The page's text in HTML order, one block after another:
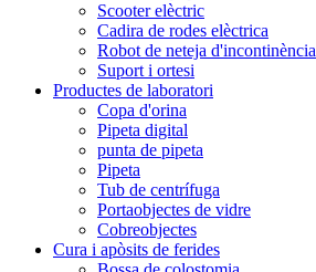
Scooter elèctric
Cadira de rodes elèctrica
Robot de neteja d'incontinència
Suport i ortesi
Productes de laboratori
Copa d'orina
Pipeta digital
punta de pipeta
Pipeta
Tub de centrífuga
Portaobjectes de vidre
Cobreobjectes
Cura i apòsits de ferides